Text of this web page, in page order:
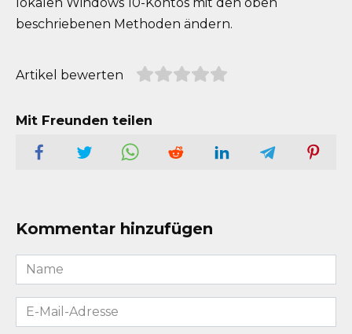
beschriebenen Methoden ändern.
Artikel bewerten
Mit Freunden teilen
Kommentar hinzufügen
Name
*
E-
Mail-